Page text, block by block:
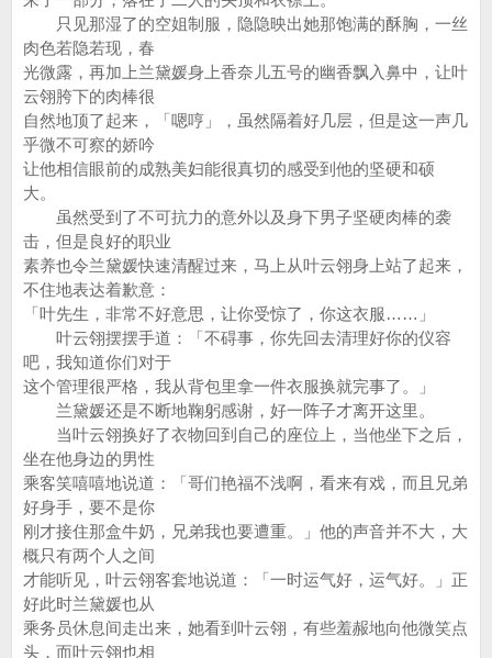
只见那湿了的空姐制服，隐隐映出她那饱满的酥胸，一丝
肉色若隐若现，春
光微露，再加上兰黛媛身上香奈儿五号的幽香飘入鼻中，让叶
云翎胯下的肉棒很
自然地顶了起来，「嗯哼」，虽然隔着好几层，但是这一声几
乎微不可察的娇吟
让他相信眼前的成熟美妇能很真切的感受到他的坚硬和硕
大。
虽然受到了不可抗力的意外以及身下男子坚硬肉棒的袭
击，但是良好的职业
素养也令兰黛媛快速清醒过来，马上从叶云翎身上站了起来，
不住地表达着歉意：
「叶先生，非常不好意思，让你受惊了，你这衣服……」
叶云翎摆摆手道：「不碍事，你先回去清理好你的仪容
吧，我知道你们对于
这个管理很严格，我从背包里拿一件衣服换就完事了。」
兰黛媛还是不断地鞠躬感谢，好一阵子才离开这里。
当叶云翎换好了衣物回到自己的座位上，当他坐下之后，
坐在他身边的男性
乘客笑嘻嘻地说道：「哥们艳福不浅啊，看来有戏，而且兄弟
好身手，要不是你
刚才接住那盒牛奶，兄弟我也要遭重。」他的声音并不大，大
概只有两个人之间
才能听见，叶云翎客套地说道：「一时运气好，运气好。」正
好此时兰黛媛也从
乘务员休息间走出来，她看到叶云翎，有些羞赧地向他微笑点
头，而叶云翎也相